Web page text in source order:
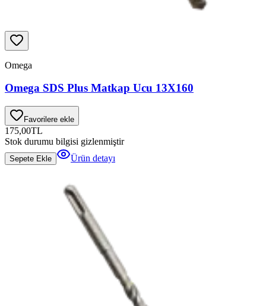
Omega
Omega SDS Plus Matkap Ucu 13X160
Favorilere ekle
175,00TL
Stok durumu bilgisi gizlenmiştir
Sepete Ekle Ürün detayı